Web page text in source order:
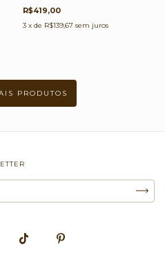
R$419,00
3 x de R$139,67 sem juros
PRODUTOS